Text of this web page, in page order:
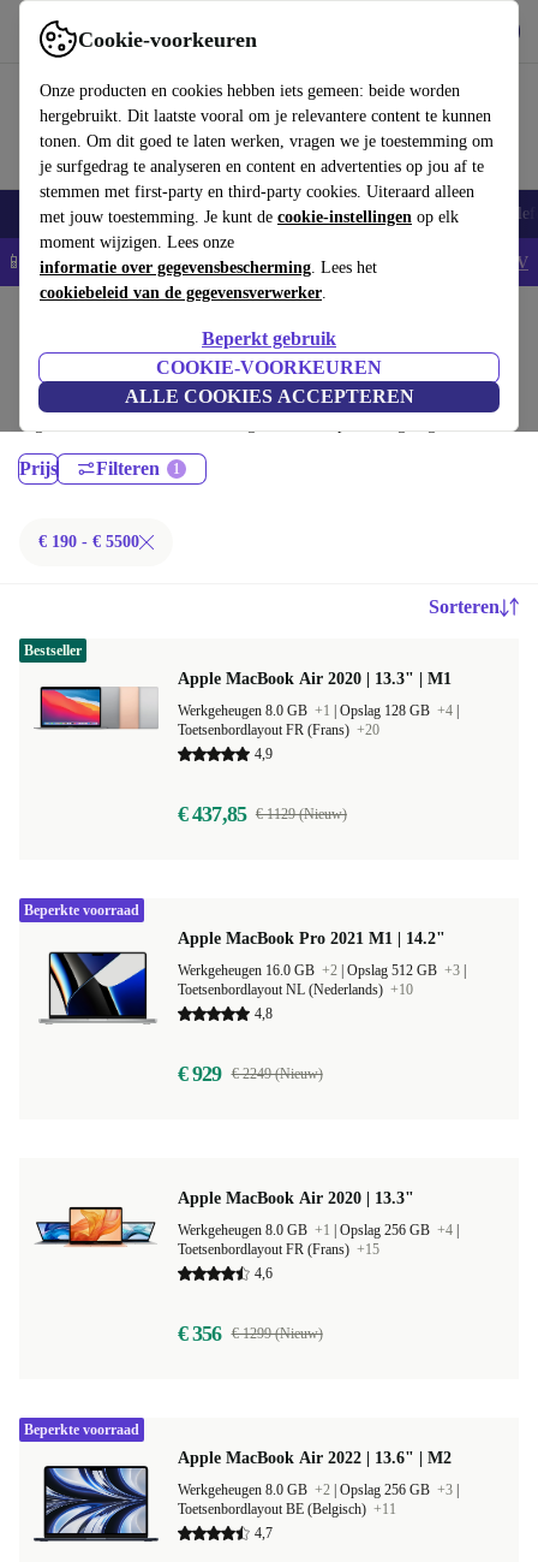
Cookie-voorkeuren
Onze producten en cookies hebben iets gemeen: beide worden
hergebruikt. Dit laatste vooral om je relevantere content te kunnen
tonen. Om dit goed te laten werken, vragen we je toestemming om
je surfgedrag te analyseren en content en advertenties op jou af te
stemmen met first-party en third-party cookies. Uiteraard alleen
met jouw toestemming. Je kunt de cookie-instellingen op elk
moment wijzigen. Lees onze
informatie over gegevensbescherming. Lees het
cookiebeleid van de gegevensverwerker.
Beperkt gebruik
COOKIE-VOORKEUREN
ALLE COOKIES ACCEPTEREN
Gebruik refurbed snel en eenvoudig
Smartphones Laptops Tablets Smartwatches Accessoires
📱5% EXTRA korting op alle iPhones – Code: IPHONEDEAL - AV
MacBooks:
Gecertificeerd refurbished MacBooks onder 5500€ – bespaar tot 40%. 30
dagen retourrecht & 12 maanden garantie. Shop vandaag nog duurzaam!
Prijs Filteren
€ 190 - € 5500
Sorteren
Apple MacBook Air 2020 | 13.3" | M1
Werkgeheugen 8.0 GB +1 Opslag 128 GB +4
Toetsenbordlayout FR (Frans) +20
4,9
€ 437,85 € 1129 (Nieuw)
Bestseller
Apple MacBook Pro 2021 M1 | 14.2"
Werkgeheugen 16.0 GB +2 Opslag 512 GB +3
Toetsenbordlayout NL (Nederlands) +10
4,8
€ 929 € 2249 (Nieuw)
Beperkte voorraad
Apple MacBook Air 2020 | 13.3"
Werkgeheugen 8.0 GB +1 Opslag 256 GB +4
Toetsenbordlayout FR (Frans) +15
4,6
€ 356 € 1299 (Nieuw)
Apple MacBook Air 2022 | 13.6" | M2
Werkgeheugen 8.0 GB +2 Opslag 256 GB +3
Toetsenbordlayout BE (Belgisch) +11
4,7
Beperkte voorraad